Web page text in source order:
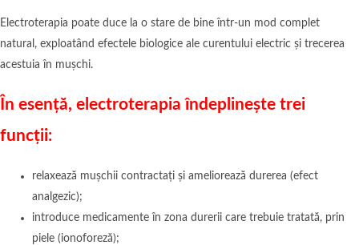
Electroterapia poate duce la o stare de bine într-un mod complet
natural, exploatând efectele biologice ale curentului electric și trecerea
acestuia în mușchi.
În esență, electroterapia îndeplinește trei
funcții:
relaxează mușchii contractați și ameliorează durerea (efect
analgezic);
introduce medicamente în zona durerii care trebuie tratată, prin
piele (ionoforeză);